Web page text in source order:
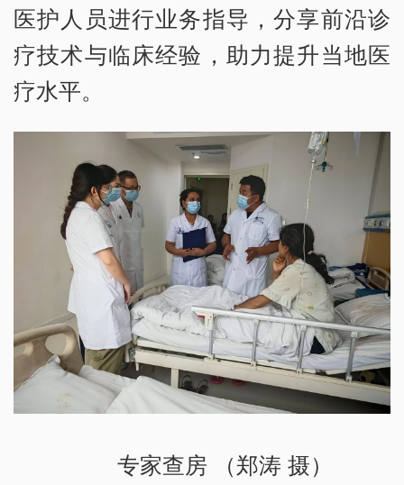
医护人员进行业务指导，分享前沿诊
疗技术与临床经验，助力提升当地医
疗水平。
专家查房 （郑涛 摄）